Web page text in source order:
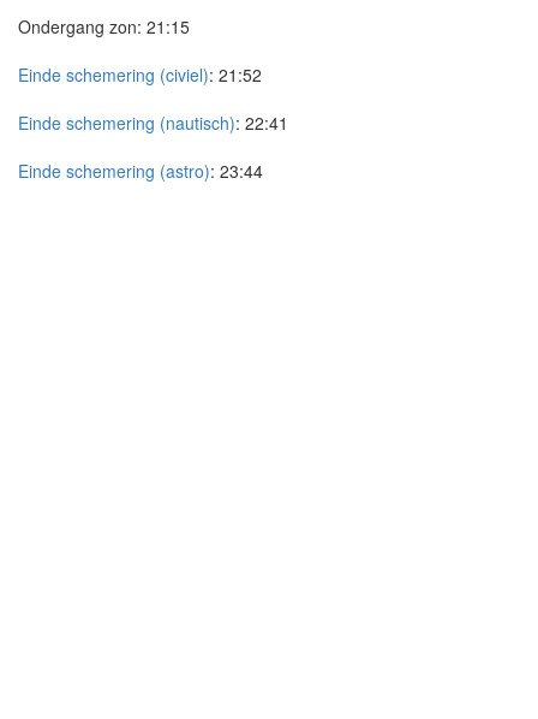
Ondergang zon: 21:15
Einde schemering (civiel): 21:52
Einde schemering (nautisch): 22:41
Einde schemering (astro): 23:44